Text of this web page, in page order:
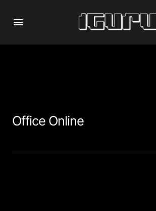
Office Online